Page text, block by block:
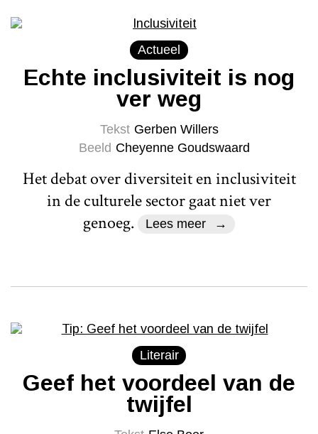
Actueel
Echte inclusiviteit is nog
ver weg
Tekst Gerben Willers
Beeld Cheyenne Goudswaard
Het debat over diversiteit en inclusiviteit
in de culturele sector gaat niet ver
genoeg.
Lees meer
Literair
Geef het voordeel van de
twijfel